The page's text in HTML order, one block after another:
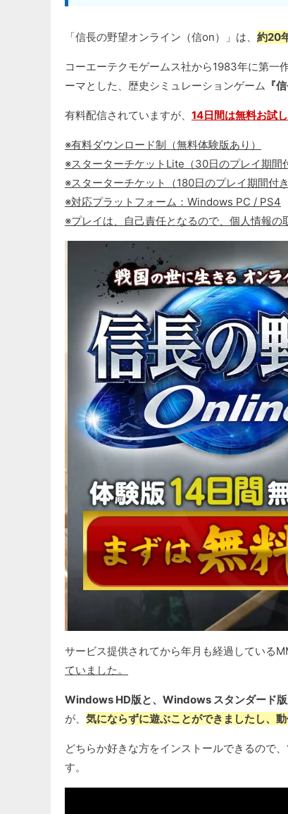
「信長の野望オンライン（信on）」は、 約20
コーエーテクモゲームス社から1983年に第一
ーマとした、歴史シミュレーションゲーム 『
有料配信されていますが、 14日間は無料お試
※有料ダウンロード制（無料体験版あり）
※スターターチケットLite（30日のプレイ期間
※スターターチケット（180日のプレイ期間付
※対応プラットフォーム：Windows PC / PS4
※プレイは、自己責任となるので、個人情報
サービス提供されてから年月も経過している
ていました。
Windows HD版と、Windows スタンダード版
が、 気にならずに遊ぶことができましたし、
どちらか好きな方をインストールできるので、
す。